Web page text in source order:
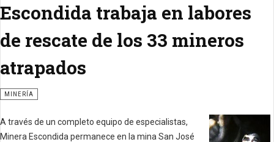
Escondida trabaja en labores
de rescate de los 33 mineros
atrapados
MINERÍA
A través de un completo equipo de especialistas,
Minera Escondida permanece en la mina San José